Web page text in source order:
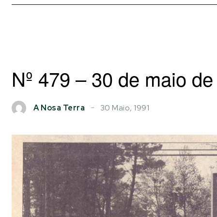
Nº 479 – 30 de maio
A Nosa Terra 30 Maio, 1991